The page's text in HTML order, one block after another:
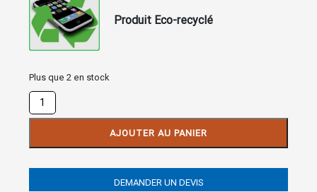
Produit Eco-recyclé
Plus que 2 en stock
quantité
de
AJOUTER AU PANIER
DEMANDER UN DEVIS